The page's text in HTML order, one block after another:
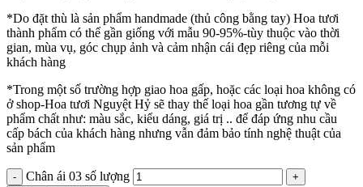
*Do đặt thù là sản phẩm handmade (thủ công bằng tay) Hoa tươi
thành phẩm có thể gần giống với mẫu 90-95%-tùy thuộc vào thời
gian, mùa vụ, góc chụp ảnh và cảm nhận cái đẹp riêng của mỗi
khách hàng
*Trong một số trường hợp giao hoa gấp, hoặc các loại hoa không có
ở shop-Hoa tươi Nguyệt Hỷ sẽ thay thế loại hoa gần tương tự về
phẩm chất như: màu sắc, kiểu dáng, giá trị .. để đáp ứng nhu cầu
cấp bách của khách hàng nhưng vẫn đảm bảo tính nghệ thuật của
sản phẩm
Chân ái 03 số lượng